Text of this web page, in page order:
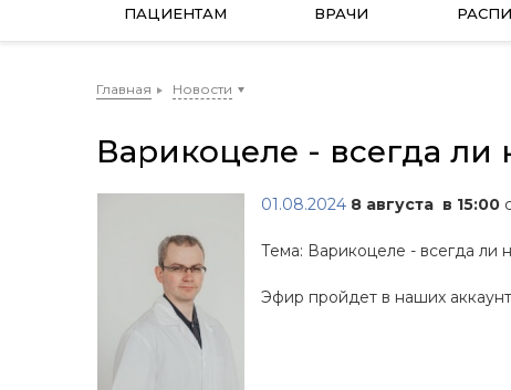
ПАЦИЕНТАМ ВРАЧИ
Главная Новости
Варикоцеле - всегда ли
01.08.2024 8 августа в 15:00
Тема: Варикоцеле - всегда ли
Эфир пройдет в наших